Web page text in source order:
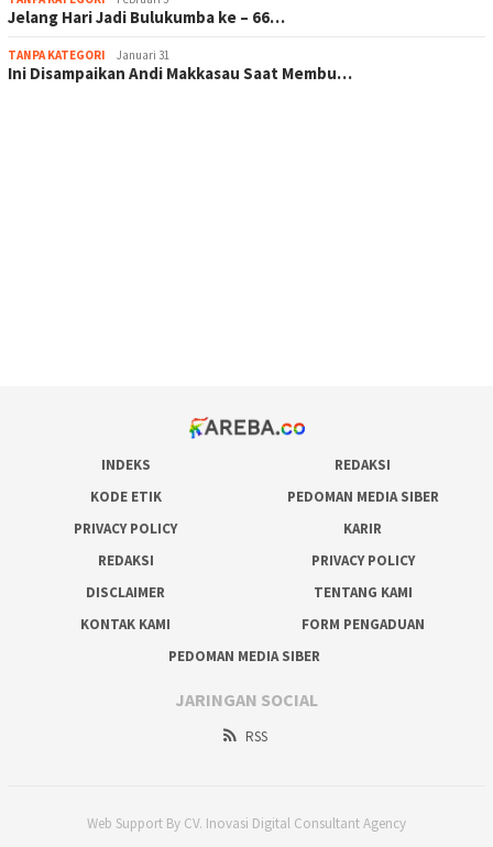
Jelang Hari Jadi Bulukumba ke – 66…
TANPA KATEGORI Januari 31
Ini Disampaikan Andi Makkasau Saat Membu…
INDEKS
REDAKSI
KODE ETIK
PEDOMAN MEDIA SIBER
PRIVACY POLICY
KARIR
REDAKSI
PRIVACY POLICY
DISCLAIMER
TENTANG KAMI
KONTAK KAMI
FORM PENGADUAN
PEDOMAN MEDIA SIBER
JARINGAN SOCIAL
RSS
Web Support By CV. Inovasi Digital Consultant Agency